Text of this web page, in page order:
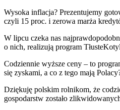
Wysoka inflacja? Prezentujemy
czyli 15 proc. i zerowa marża
W lipcu czeka nas
o nich, realizują program
Codziennie wyższe ceny – to
się zyskami, a co z tego mają
Dziękuję polskim rolnikom, że
gospodarstw zostało